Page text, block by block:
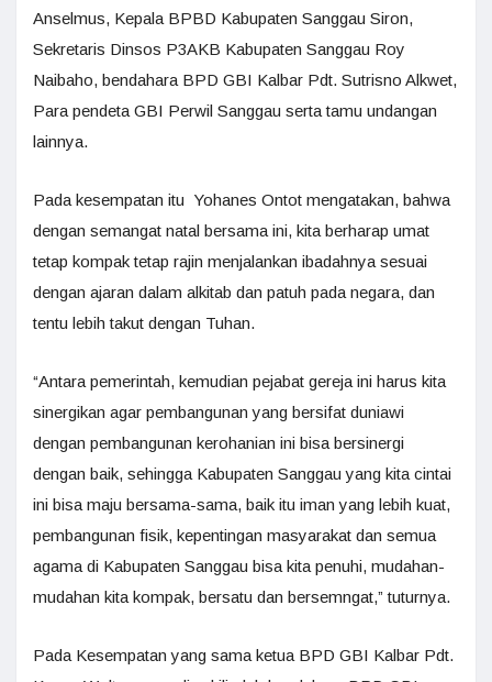
Anselmus, Kepala BPBD Kabupaten Sanggau Siron,
Sekretaris Dinsos P3AKB Kabupaten Sanggau Roy
Naibaho, bendahara BPD GBI Kalbar Pdt. Sutrisno Alkwet,
Para pendeta GBI Perwil Sanggau serta tamu undangan
lainnya.
Pada kesempatan itu Yohanes Ontot mengatakan, bahwa
dengan semangat natal bersama ini, kita berharap umat
tetap kompak tetap rajin menjalankan ibadahnya sesuai
dengan ajaran dalam alkitab dan patuh pada negara, dan
tentu lebih takut dengan Tuhan.
“Antara pemerintah, kemudian pejabat gereja ini harus kita
sinergikan agar pembangunan yang bersifat duniawi
dengan pembangunan kerohanian ini bisa bersinergi
dengan baik, sehingga Kabupaten Sanggau yang kita cintai
ini bisa maju bersama-sama, baik itu iman yang lebih kuat,
pembangunan fisik, kepentingan masyarakat dan semua
agama di Kabupaten Sanggau bisa kita penuhi, mudahan-
mudahan kita kompak, bersatu dan bersemngat,” tuturnya.
Pada Kesempatan yang sama ketua BPD GBI Kalbar Pdt.